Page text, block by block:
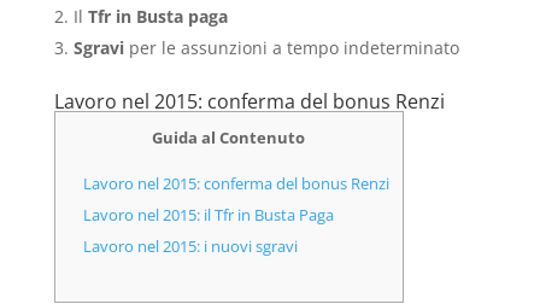
Il Tfr in Busta paga
Sgravi per le assunzioni a tempo indeterminato
Lavoro nel 2015: conferma del bonus Renzi
Guida al Contenuto
Lavoro nel 2015: conferma del bonus Renzi
Lavoro nel 2015: il Tfr in Busta Paga
Lavoro nel 2015: i nuovi sgravi